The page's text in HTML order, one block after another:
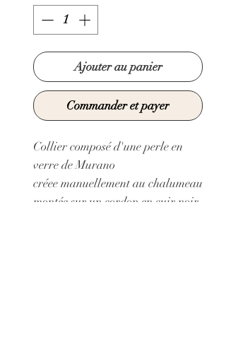
Ajouter au panier
Commander et payer
Collier composé d'une perle en
verre de Murano
créee manuellement au chalumeau
montée sur un cordon en cuir noir.